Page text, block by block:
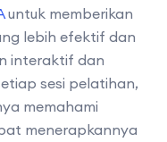
untuk memberikan
lebih efektif dan
interaktif dan
sesi pelatihan,
memahami
menerapkannya